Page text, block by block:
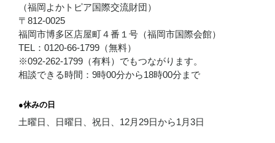
（福岡よかトピア国際交流財団）
〒812-0025
福岡市博多区店屋町４番１号（福岡市国際会館）
TEL：0120-66-1799（無料）
※092-262-1799（有料）でもつながります。
相談できる時間：9時00分から18時00分まで
●休みの日
土曜日、日曜日、祝日、12月29日から1月3日